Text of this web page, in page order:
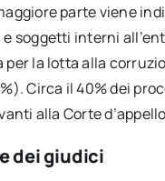
parte viene
soggetti interni
per la lotta alla
Circa il 40% dei
alla Corte
dei giudici